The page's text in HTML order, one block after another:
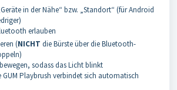
in der Nähe“ bzw. „Standort“ (für Android
erlauben
(NICHT die Bürste über die Bluetooth-
sodass das Licht blinkt
GUM Playbrush verbindet sich automatisch